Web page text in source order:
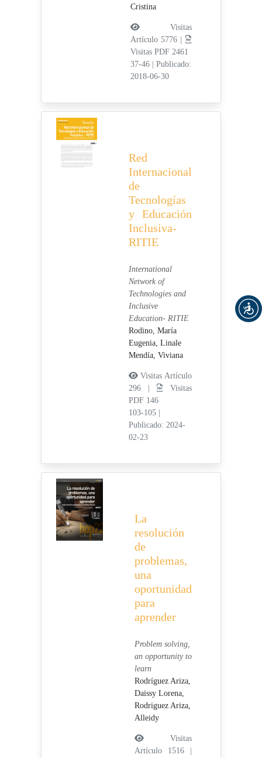
Cristina
Visitas
Artículo 5776 |
Visitas PDF 2461
37-46
Publicado:
2018-06-30
Red
Internacional
de
Tecnologías
y Educación
Inclusiva-
RITIE
International
Network of
Technologies and
Inclusive
Education- RITIE
Rodino, María
Eugenia, Linale
Mendía, Viviana
Visitas Artículo
296 |
Visitas
PDF 146
103-105
Publicado: 2024-
02-23
La
resolución
de
problemas,
una
oportunidad
para
aprender
Problem solving,
an opportunity to
learn
Rodríguez Ariza,
Daissy Lorena,
Rodriguez Ariza,
Alleidy
Visitas
Artículo 1516 |